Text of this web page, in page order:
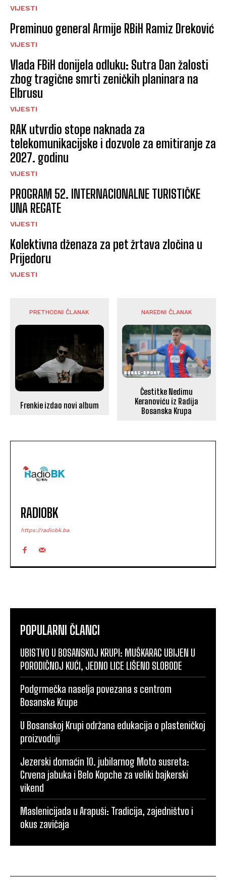
VIJESTI
Preminuo general Armije RBiH Ramiz Dreković
VIJESTI
Vlada FBiH donijela odluku: Sutra Dan žalosti
zbog tragične smrti zeničkih planinara na
Elbrusu
VIJESTI
RAK utvrdio stope naknada za
telekomunikacijske i dozvole za emitiranje za
2027. godinu
VIJESTI
PROGRAM 52. INTERNACIONALNE TURISTIČKE
UNA REGATE
VIJESTI
Kolektivna dženaza za pet žrtava zločina u
Prijedoru
VIJESTI
PRETHODNI ČLANAK
Frenkie izdao novi album
NAREDNI ČLANAK
Čestitke Nedimu
Keranoviću iz Radija
Bosanska Krupa
RADIOBK
https://radiobk.ba
POPULARNI ČLANCI
UBISTVO U BOSANSKOJ KRUPI: MUŠKARAC UBIJEN U
PORODIČNOJ KUĆI, JEDNO LICE LIŠENO SLOBODE
Podgrmečka naselja povezana s centrom
Bosanske Krupe
U Bosanskoj Krupi održana edukacija o plasteničkoj
proizvodnji
Jezerski domaćin 10. jubilarnog Moto susreta:
Crvena jabuka i Belo Kopche za veliki bajkerski
vikend
Maslenicijada u Arapuši: Tradicija, zajedništvo i
okus zavičaja